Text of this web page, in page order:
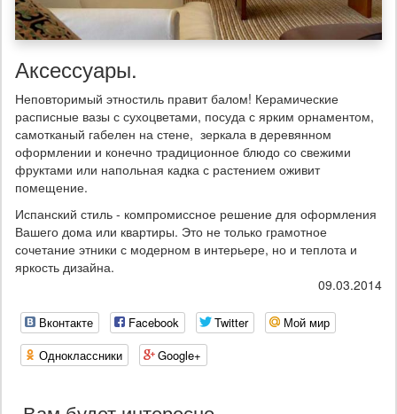
Аксессуары.
Неповторимый этностиль правит балом! Керамические
расписные вазы с сухоцветами, посуда с ярким орнаментом,
самотканый габелен на стене, зеркала в деревянном
оформлении и конечно традиционное блюдо со свежими
фруктами или напольная кадка с растением оживит
помещение.
Испанский стиль - компромиссное решение для оформления
Вашего дома или квартиры. Это не только грамотное
сочетание этники с модерном в интерьере, но и теплота и
яркость дизайна.
09.03.2014
Вконтакте Facebook Twitter
Мой мир
Одноклассники
Google+